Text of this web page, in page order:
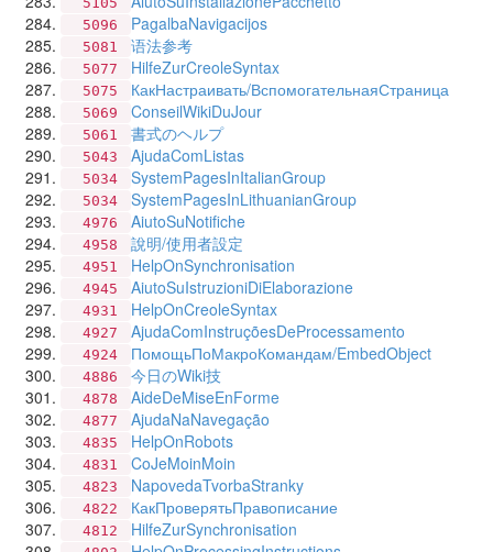
5096 PagalbaNavigacijos
5081 语法参考
5077 HilfeZurCreoleSyntax
5075 КакНастраивать/ВспомогательнаяСтраница
5069 ConseilWikiDuJour
5061 書式のヘルプ
5043 AjudaComListas
5034 SystemPagesInItalianGroup
5034 SystemPagesInLithuanianGroup
4976 AiutoSuNotifiche
4958 說明/使用者設定
4951 HelpOnSynchronisation
4945 AiutoSuIstruzioniDiElaborazione
4931 HelpOnCreoleSyntax
4927 AjudaComInstruçõesDeProcessamento
4924 ПомощьПоМакроКомандам/EmbedObject
4886 今日のWiki技
4878 AideDeMiseEnForme
4877 AjudaNaNavegação
4835 HelpOnRobots
4831 CoJeMoinMoin
4823 NapovedaTvorbaStranky
4822 КакПроверятьПравописание
4812 HilfeZurSynchronisation